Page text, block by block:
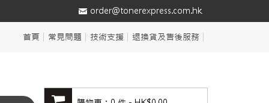
order@tonerexpress.com.hk
首頁 常見問題 技術支援 退換貨及售後服務